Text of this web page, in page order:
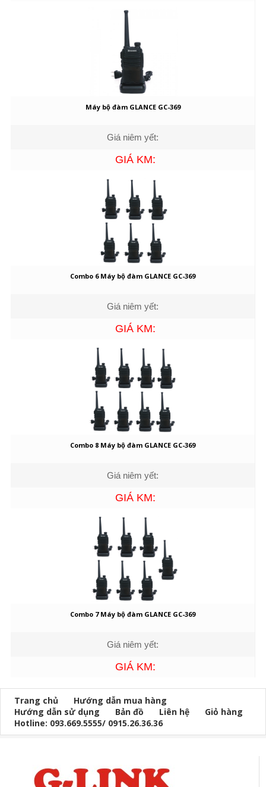
Máy bộ đàm GLANCE GC-369
Giá niêm yết:
GIÁ KM:
Combo 6 Máy bộ đàm GLANCE GC-369
Giá niêm yết:
GIÁ KM:
Combo 8 Máy bộ đàm GLANCE GC-369
Giá niêm yết:
GIÁ KM:
Combo 7 Máy bộ đàm GLANCE GC-369
Giá niêm yết:
GIÁ KM:
Trang chủ
Hướng dẫn mua hàng
Hướng dẫn sử dụng
Bản đồ Liên hệ
Giỏ hàng
Hotline: 093.669.5555/ 0915.26.36.36